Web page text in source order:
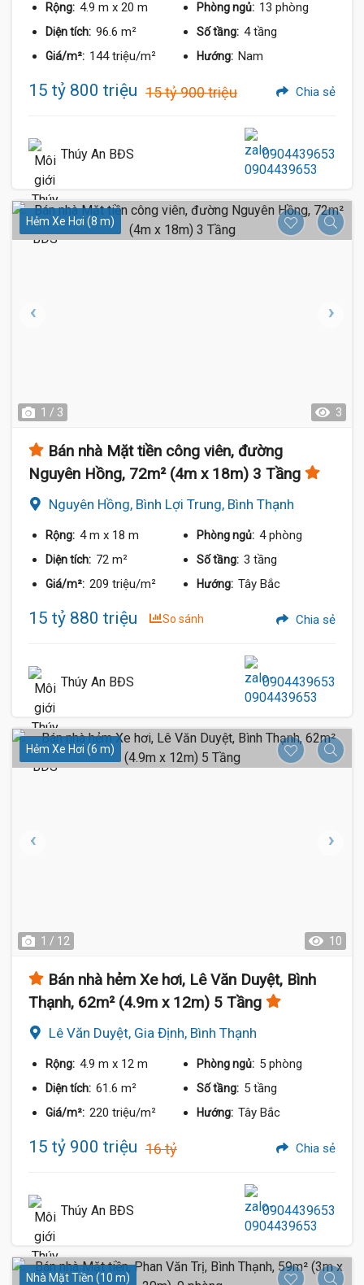
Rộng: 4.9 m x 20 m Phòng ngủ: 13 phòng
Diện tích: 96.6 m² Số tầng: 4 tầng
Giá/m²: 144 triệu/m² Hướng: Nam
15 tỷ 800 triệu 15 tỷ 900 triệu Chia sẻ
Thúy An BĐS 0904439653
Hẻm Xe Hơi (8 m)
1 / 3 3
Bán nhà Mặt tiền công viên, đường
Nguyên Hồng, 72m² (4m x 18m) 3 Tầng
Nguyên Hồng, Bình Lợi Trung, Bình Thạnh
Rộng: 4 m x 18 m Phòng ngủ: 4 phòng
Diện tích: 72 m² Số tầng: 3 tầng
Giá/m²: 209 triệu/m² Hướng: Tây Bắc
15 tỷ 880 triệu So sánh Chia sẻ
Thúy An BĐS 0904439653
Hẻm Xe Hơi (6 m)
1 / 12 10
Bán nhà hẻm Xe hơi, Lê Văn Duyệt, Bình
Thạnh, 62m² (4.9m x 12m) 5 Tầng
Lê Văn Duyệt, Gia Định, Bình Thạnh
Rộng: 4.9 m x 12 m Phòng ngủ: 5 phòng
Diện tích: 61.6 m² Số tầng: 5 tầng
Giá/m²: 220 triệu/m² Hướng: Tây Bắc
15 tỷ 900 triệu 16 tỷ Chia sẻ
Thúy An BĐS 0904439653
Nhà Mặt Tiền (10 m)